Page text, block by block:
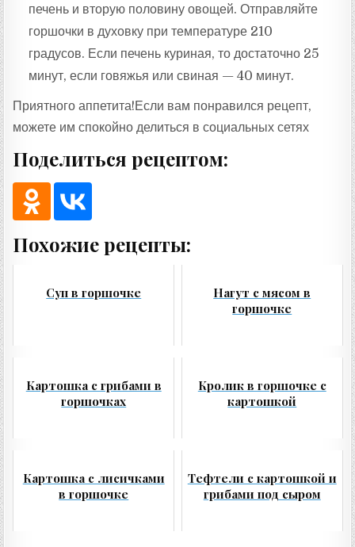
печень и вторую половину овощей. Отправляйте
горшочки в духовку при температуре 210
градусов. Если печень куриная, то достаточно 25
минут, если говяжья или свиная — 40 минут.
Приятного аппетита!Если вам понравился рецепт,
можете им спокойно делиться в социальных сетях
Поделиться рецептом:
Похожие рецепты:
Суп в горшочке
Нагут с мясом в
горшочке
Картошка с грибами в
горшочках
Кролик в горшочке с
картошкой
Картошка с лисичками
в горшочке
Тефтели с картошкой и
грибами под сыром